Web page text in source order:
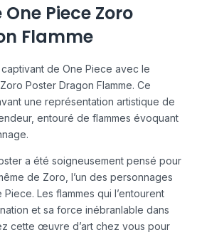
Piece Zoro
Flamme
de One Piece avec le
Poster Dragon Flamme. Ce
une représentation artistique de
entouré de flammes évoquant
a été soigneusement pensé pour
de Zoro, l’un des personnages
Les flammes qui l’entourent
et sa force inébranlable dans
cette œuvre d’art chez vous pour